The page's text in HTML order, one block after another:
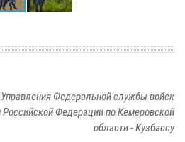
Федеральной службы войск
Российской Федерации по Кемеровской
области - Кузбассу